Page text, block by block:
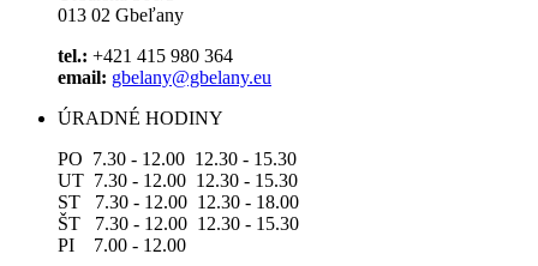
013 02 Gbeľany
tel.: +421 415 980 364
email: gbelany@gbelany.eu
ÚRADNÉ HODINY
PO 7.30 - 12.00 12.30 - 15.30
UT 7.30 - 12.00 12.30 - 15.30
ST 7.30 - 12.00 12.30 - 18.00
ŠT 7.30 - 12.00 12.30 - 15.30
PI 7.00 - 12.00